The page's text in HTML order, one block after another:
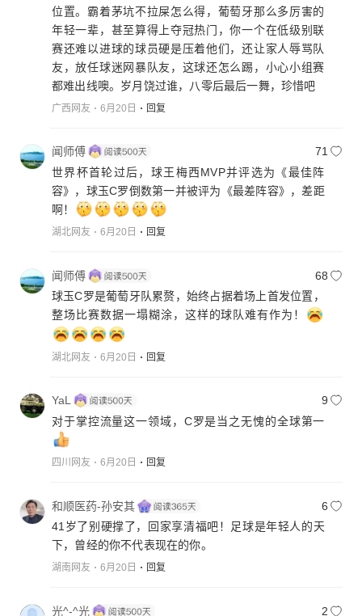
位置。霸着茅坑不拉屎怎么得，葡萄牙那么多厉害的
年轻一辈，甚至算得上夺冠热门，你一个在低级别联
赛还难以进球的球员硬是压着他们，还让家人辱骂队
友，放任球迷网暴队友，这球还怎么踢，小心小组赛
都难出线噢。岁月饶过谁，八零后最后一舞，珍惜吧
广西网友 6月20日 回复
闻师傅
71
世界杯首轮过后，球王梅西MVP并评选为《最佳阵
容》，球玉C罗倒数第一并被评为《最差阵容》，差距
啊！
湖北网友 6月20日 回复
闻师傅
68
球玉C罗是葡萄牙队累赘，始终占据着场上首发位置，
整场比赛数据一塌糊涂，这样的球队难有作为！
湖北网友 6月20日 回复
YaL
9
对于掌控流量这一领域，C罗是当之无愧的全球第一
四川网友 6月20日 回复
和顺医药-孙安其
6
41岁了别硬撑了，回家享清福吧！足球是年轻人的天
下，曾经的你不代表现在的你。
湖南网友 6月20日 回复
光^-^光 2